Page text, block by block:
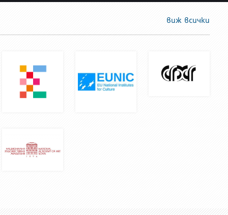
виж всички